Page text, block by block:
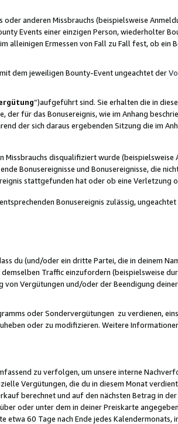
anderen Missbrauchs (beispielsweise
Events einer einzigen Person, wiederholter
alleinigen Ermessen von Fall zu Fall fest, ob ein
dem jeweiligen Bounty-Event ungeachtet der
“)aufgeführt sind. Sie erhalten die in
der für das Bonusereignis, wie im Anhang
der sich daraus ergebenden Sitzung die im
disqualifiziert wurde (beispielsweise
Bonusereignisse und Bonusereignisse, die
stattgefunden hat oder ob eine Verletzung
Bonusereignis zulässig,
du (und/oder ein dritte Partei, die in deinem
Traffic einzufordern (beispielsweise
Vergütungen und/oder der Beendigung
oder Sondervergütungen zu verdienen,
oder zu modifizieren. Weitere
zu verfolgen, um unsere interne
Vergütungen, die du in diesem Monat
berechnet und auf den nächsten Betrag in der
oder unter dem in deiner Preiskarte
60 Tage nach Ende jedes Kalendermonats,